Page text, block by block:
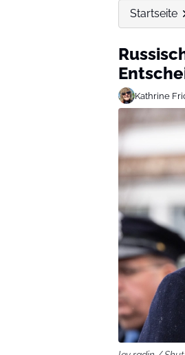
Startseite
Kathrine